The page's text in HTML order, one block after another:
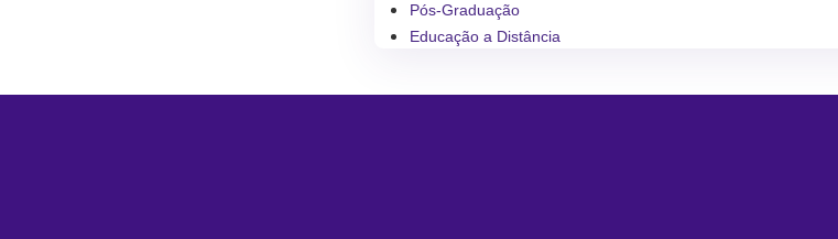
Pós-Graduação
Educação a Distância